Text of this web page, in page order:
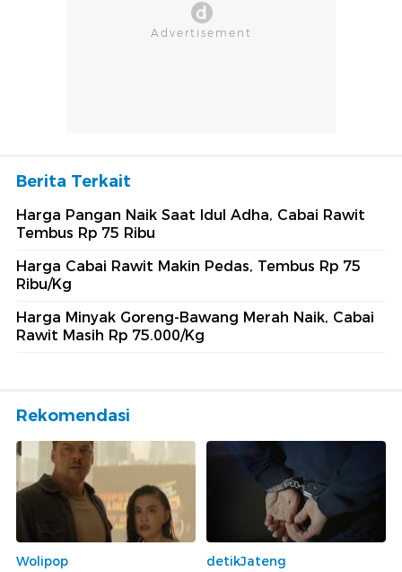
Berita Terkait
Harga Pangan Naik Saat Idul Adha, Cabai Rawit
Tembus Rp 75 Ribu
Harga Cabai Rawit Makin Pedas, Tembus Rp 75
Ribu/Kg
Harga Minyak Goreng-Bawang Merah Naik, Cabai
Rawit Masih Rp 75.000/Kg
Rekomendasi
Wolipop
detikJateng